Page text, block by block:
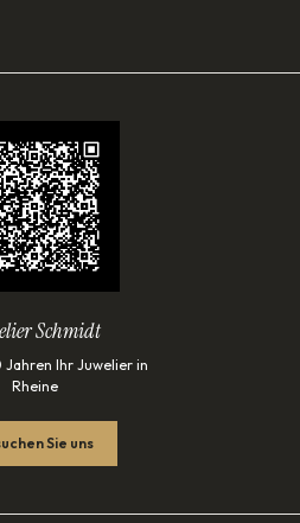
Schmidt
Jahren Ihr Juwelier in
Rheine
Sie uns